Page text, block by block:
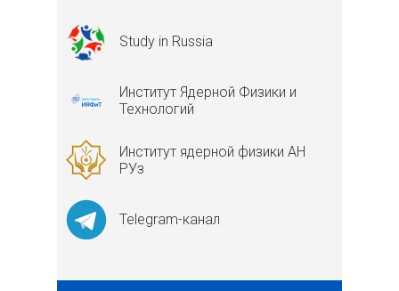
Study in Russia
Институт Ядерной Физики и
Технологий
Институт ядерной физики АН
РУз
Telegram-канал